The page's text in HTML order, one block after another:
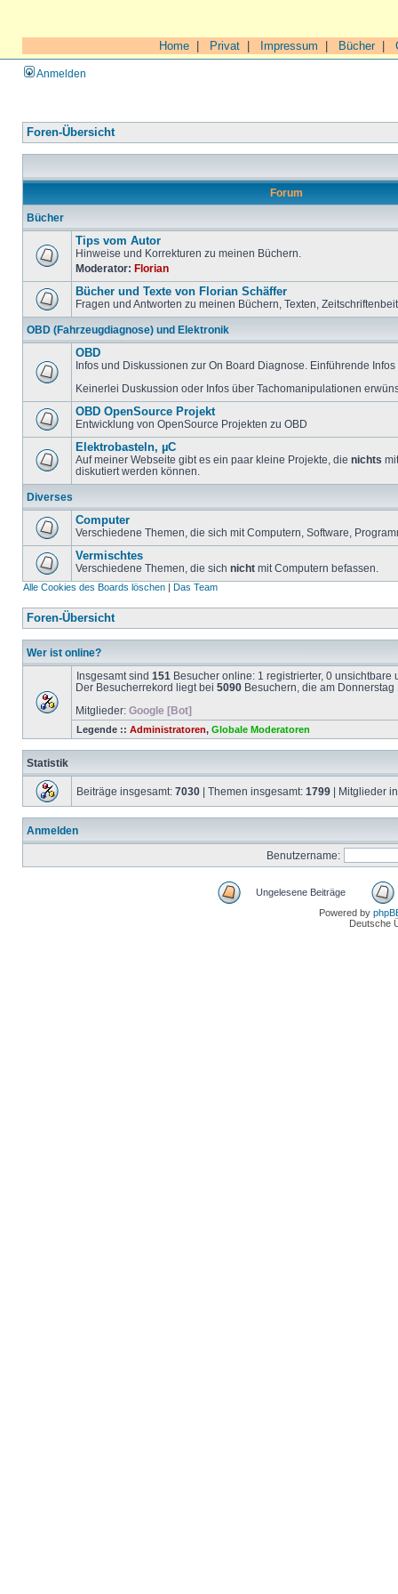
Home Privat Impressum Bücher|
Anmelden
Foren-Übersicht
Forum
Bücher
Tips vom Autor
Hinweise und Korrekturen zu meinen Büchern.
Moderator: Florian
Bücher und Texte von Florian Schäffer
Fragen und Antworten zu meinen Büchern, Texten,
OBD (Fahrzeugdiagnose) und Elektronik
OBD
Infos und Diskussionen zur On Board Diagnose. Einführende
Keinerlei Duskussion oder Infos über Tachomanipulationen
OBD OpenSource Projekt
Entwicklung von OpenSource Projekten zu OBD
Elektrobasteln, µC
Auf meiner Webseite gibt es ein paar kleine Projekte, die nichts
diskutiert werden können.
Diverses
Computer
Verschiedene Themen, die sich mit Computern, Software,
Vermischtes
Verschiedene Themen, die sich nicht mit Computern befassen.
Alle Cookies des Boards löschen | Das Team
Foren-Übersicht
Wer ist online?
Insgesamt sind 151 Besucher online: 1 registrierter, 0
Der Besucherrekord liegt bei 5090 Besuchern, die am
Mitglieder: Google [Bot]
Legende :: Administratoren, Globale Moderatoren
Statistik
Beiträge insgesamt: 7030 | Themen insgesamt: 1799 | Mitglieder
Anmelden
Benutzername:
Ungelesene Beiträge
Powered by
Deutsche